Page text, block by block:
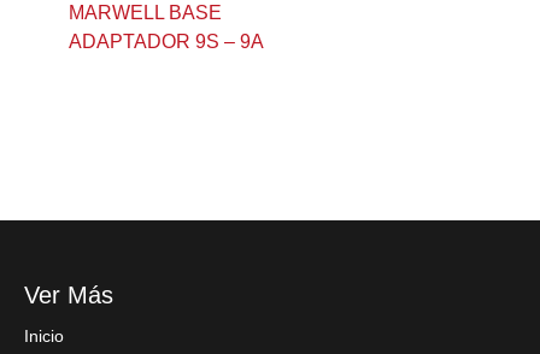
MARWELL BASE
ADAPTADOR 9S – 9A
Ver Más
Inicio